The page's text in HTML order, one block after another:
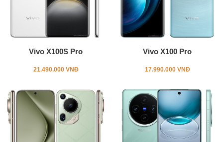
Vivo X100S Pro
21.490.000 VNĐ
Vivo X100 Pro
17.990.000 VNĐ